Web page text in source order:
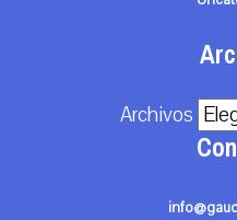
Archivos